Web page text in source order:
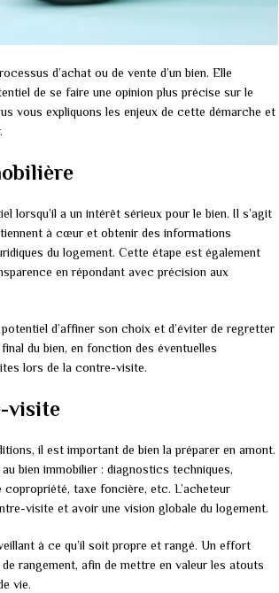
d’achat ou de vente d’un bien. Elle
de se faire une opinion plus précise sur le
vous expliquons les enjeux de cette démarche et
lorsqu’il a un intérêt sérieux pour le bien. Il s’agit
à cœur et obtenir des informations
du logement. Cette étape est également
en répondant avec précision aux
d’affiner son choix et d’éviter de regretter
du bien, en fonction des éventuelles
lors de la contre-visite.
visite
il est important de bien la préparer en amont.
bien immobilier : diagnostics techniques,
taxe foncière, etc. L’acheteur
visite et avoir une vision globale du logement.
à ce qu’il soit propre et rangé. Un effort
rangement, afin de mettre en valeur les atouts
vie.